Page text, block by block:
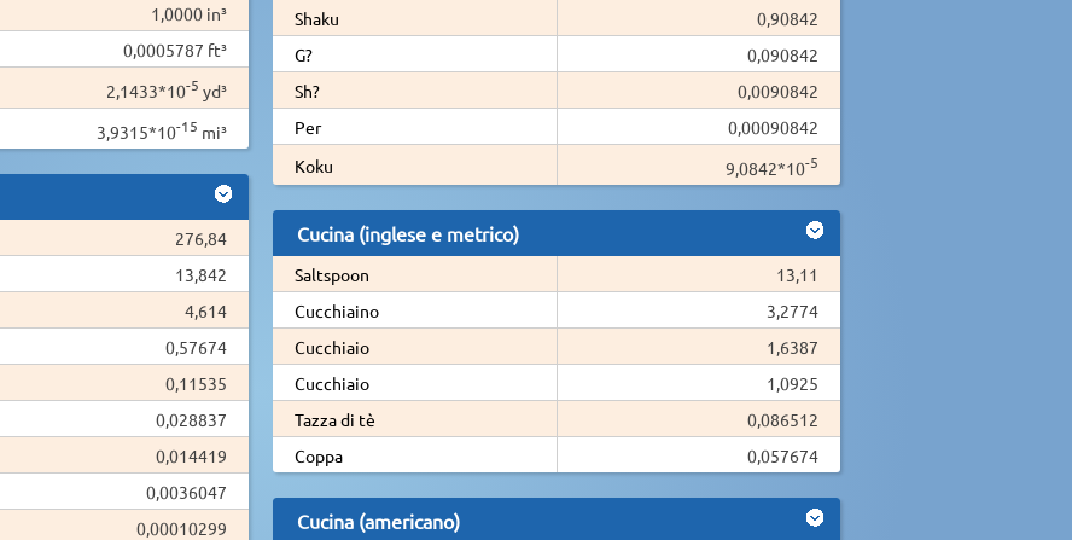
1,0000 in³
0,0005787 ft³
2,1433*10-5 yd³
3,9315*10-15 mi³
276,84
13,842
4,614
0,57674
0,11535
0,028837
0,014419
0,0036047
0,00010299
Shaku
0,90842
G?
0,090842
Sh?
0,0090842
Per
0,00090842
Koku
9,0842*10-5
Cucina (inglese e metrico)
Saltspoon
13,11
Cucchiaino
3,2774
Cucchiaio
1,6387
Cucchiaio
1,0925
Tazza di tè
0,086512
Coppa
0,057674
Cucina (americano)